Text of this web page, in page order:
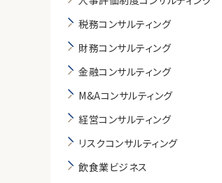
税務コンサルティング
財務コンサルティング
金融コンサルティング
M&Aコンサルティング
経営コンサルティング
リスクコンサルティング
飲食業ビジネス